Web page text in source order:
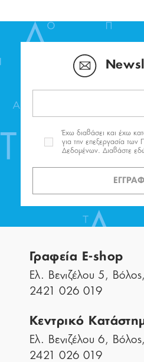
Έχω διαβάσει και έχω
για την επεξεργασία των
Δεδομένων. Διαβάστε
Γραφεία E-shop
Ελ. Βενιζέλου 5,
2421 026 019
Κεντρικό
Ελ. Βενιζέλου 6,
2421 026 019